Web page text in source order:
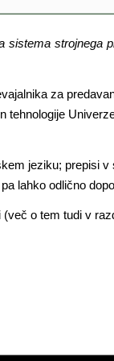
sistema strojnega
za
jeziku; prepisi
lahko odlično
o tem tudi v